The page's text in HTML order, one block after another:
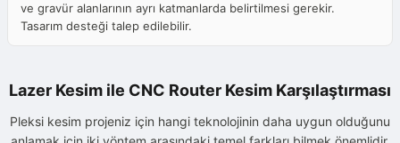
ve gravür alanlarının ayrı katmanlarda belirtilmesi gerekir.
Tasarım desteği talep edilebilir.
Lazer Kesim ile CNC Router Kesim Karşılaştırması
Pleksi kesim projeniz için hangi teknolojinin daha uygun olduğunu